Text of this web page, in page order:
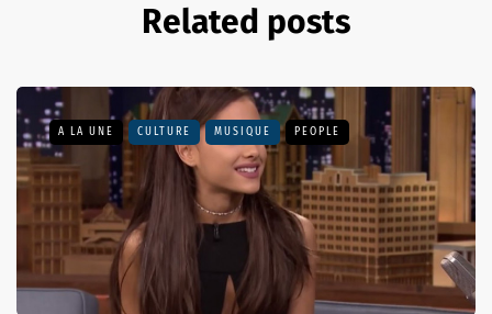
Related posts
A LA UNE CULTURE MUSIQUE PEOPLE